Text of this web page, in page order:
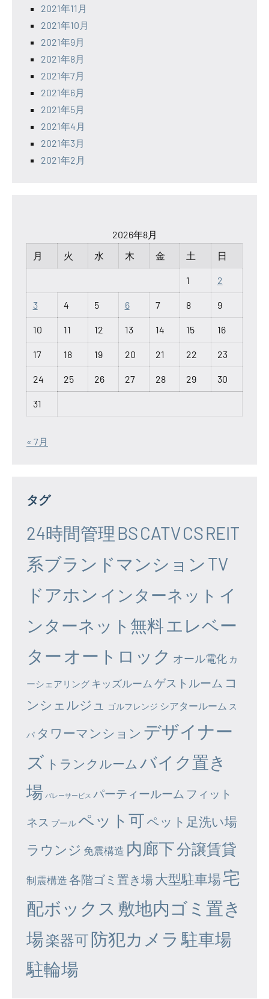
2021年11月
2021年10月
2021年9月
2021年8月
2021年7月
2021年6月
2021年5月
2021年4月
2021年3月
2021年2月
2026年8月
月
火 水 木 金 土 日
1 2
3 4 5 6 7 8 9
10 11 12 13 14 15 16
17 18 19 20 21 22 23
24 25 26 27 28 29 30
31
« 7月
タグ
24時間管理 BSCATVCSREIT
系ブランドマンション TV
ドアホン インターネット イ
ンターネット無料エレベー
ター オートロック オール電化 カ
ーシェアリング キッズルーム ゲストルーム コ
ンシェルジュ
ゴルフレンジ シアタールーム ス
パ タワーマンション デザイナー
ズ トランクルーム バイク置き
場 バレーサービス パーティールーム フィット
ネス プール ペット可ペット足洗い場
ラウンジ 免震構造 内廊下分譲賃貸
制震構造 各階ゴミ置き場大型駐車場宅
配ボックス 敷地内ゴミ置き
場楽器可防犯カメラ 駐車場
駐輪場